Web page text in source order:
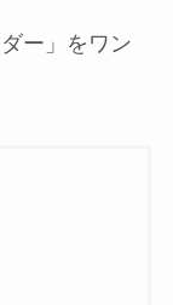
ー」をワン